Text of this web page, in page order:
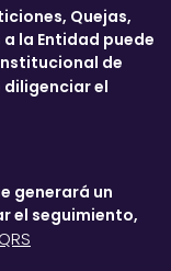
Quejas,
la Entidad puede
de
diligenciar el
generará un
el seguimiento,